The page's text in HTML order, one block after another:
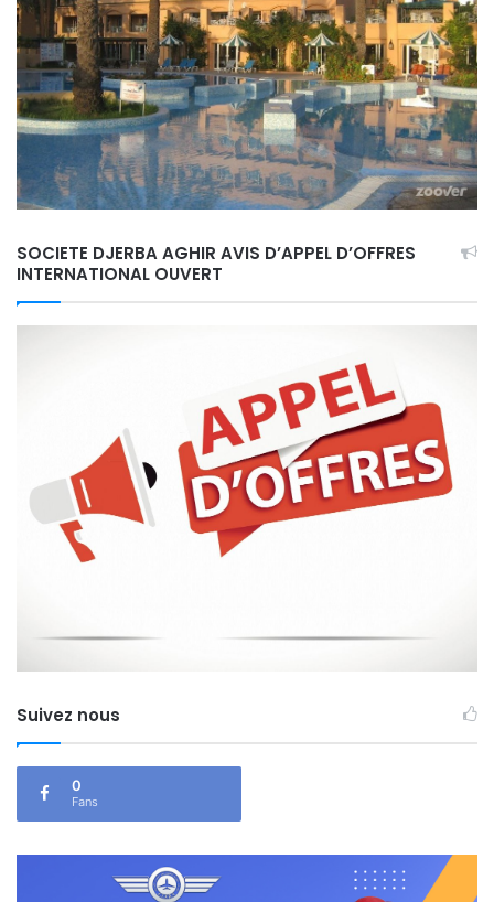
SOCIETE DJERBA AGHIR AVIS D’APPEL D’OFFRES
INTERNATIONAL OUVERT
Suivez nous
0
Fans